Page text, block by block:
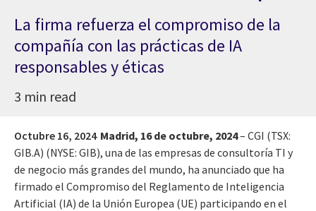
La firma refuerza el compromiso de la
compañía con las prácticas de IA
responsables y éticas
3 min read
Octubre 16, 2024 Madrid, 16 de octubre, 2024– CGI (TSX:
GIB.A) (NYSE: GIB), una de las empresas de consultoría TI y
de negocio más grandes del mundo, ha anunciado que ha
firmado el Compromiso del Reglamento de Inteligencia
Artificial (IA) de la Unión Europea (UE) participando en el